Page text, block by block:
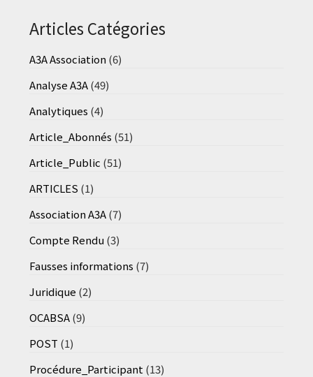
Articles Catégories
A3A Association (6)
Analyse A3A(49)
Analytiques (4)
Article_Abonnés (51)
Article_Public (51)
ARTICLES (1)
Association A3A(7)
Compte Rendu (3)
Fausses informations (7)
Juridique (2)
OCABSA(9)
POST (1)
Procédure_Participant (13)